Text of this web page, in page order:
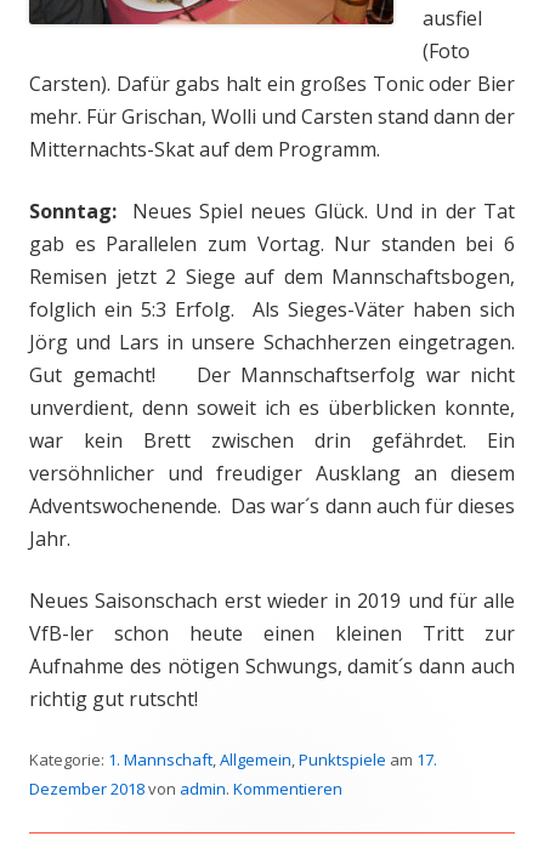
ausfiel
(Foto
Carsten). Dafür gabs halt ein großes Tonic oder Bier
mehr. Für Grischan, Wolli und Carsten stand dann der
Mitternachts-Skat auf dem Programm.
Sonntag: Neues Spiel neues Glück. Und in der Tat
gab es Parallelen zum Vortag. Nur standen bei 6
Remisen jetzt 2 Siege auf dem Mannschaftsbogen,
folglich ein 5:3 Erfolg. Als Sieges-Väter haben sich
Jörg und Lars in unsere Schachherzen eingetragen.
Gut gemacht! Der Mannschaftserfolg war nicht
unverdient, denn soweit ich es überblicken konnte,
war kein Brett zwischen drin gefährdet. Ein
versöhnlicher und freudiger Ausklang an diesem
Adventswochenende. Das war´s dann auch für dieses
Jahr.
Neues Saisonschach erst wieder in 2019 und für alle
VfB-ler schon heute einen kleinen Tritt zur
Aufnahme des nötigen Schwungs, damit´s dann auch
richtig gut rutscht!
Kategorie: 1. Mannschaft,Allgemein,Punktspiele am 17.
Dezember 2018von admin. Kommentieren